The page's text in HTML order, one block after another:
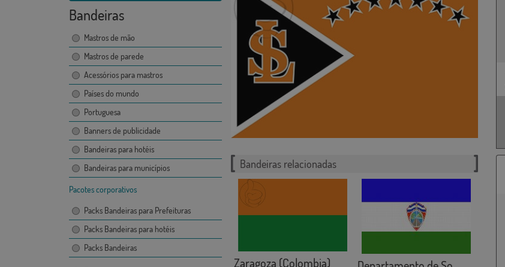
Bandeiras
Mastros de mão
Mastros de parede
Acessórios para mastros
Países do mundo
Portuguesa
Banners de publicidade
Bandeiras para hotéis
Bandeiras para municípios
Pacotes corporativos
Packs Bandeiras para Prefeituras
Packs Bandeiras para hotéis
Packs Bandeiras
Bandeiras relacionadas
Zaragoza (Colombia)